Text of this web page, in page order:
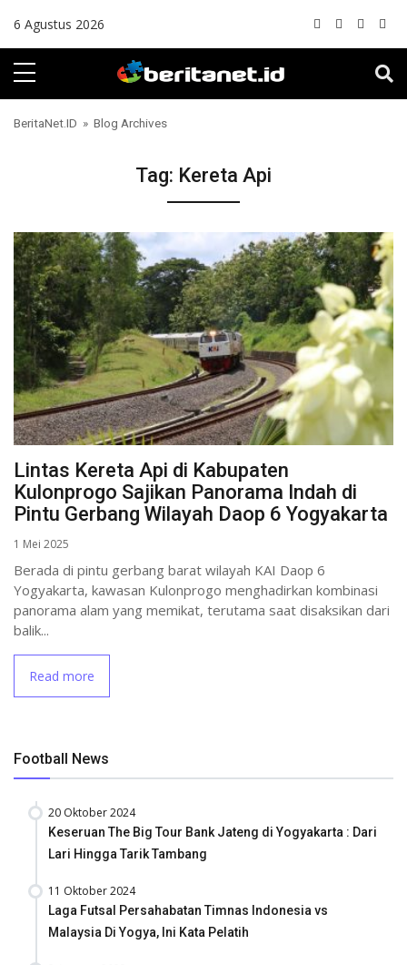
6 Agustus 2026
BeritaNet.ID » Blog Archives
Tag: Kereta Api
Lintas Kereta Api di Kabupaten
Kulonprogo Sajikan Panorama Indah di
Pintu Gerbang Wilayah Daop 6 Yogyakarta
1 Mei 2025
Berada di pintu gerbang barat wilayah KAI Daop 6
Yogyakarta, kawasan Kulonprogo menghadirkan kombinasi
panorama alam yang memikat, terutama saat disaksikan dari
balik...
Read more
Football News
20 Oktober 2024
Keseruan The Big Tour Bank Jateng di Yogyakarta : Dari
Lari Hingga Tarik Tambang
11 Oktober 2024
Laga Futsal Persahabatan Timnas Indonesia vs
Malaysia Di Yogya, Ini Kata Pelatih